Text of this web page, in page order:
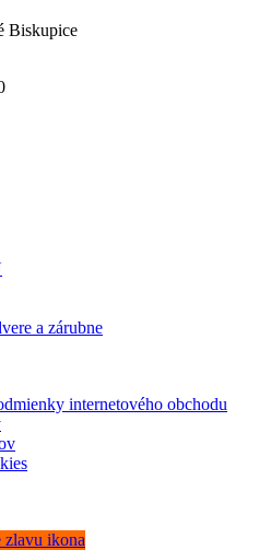
Biskupice
a zárubne
internetového obchodu